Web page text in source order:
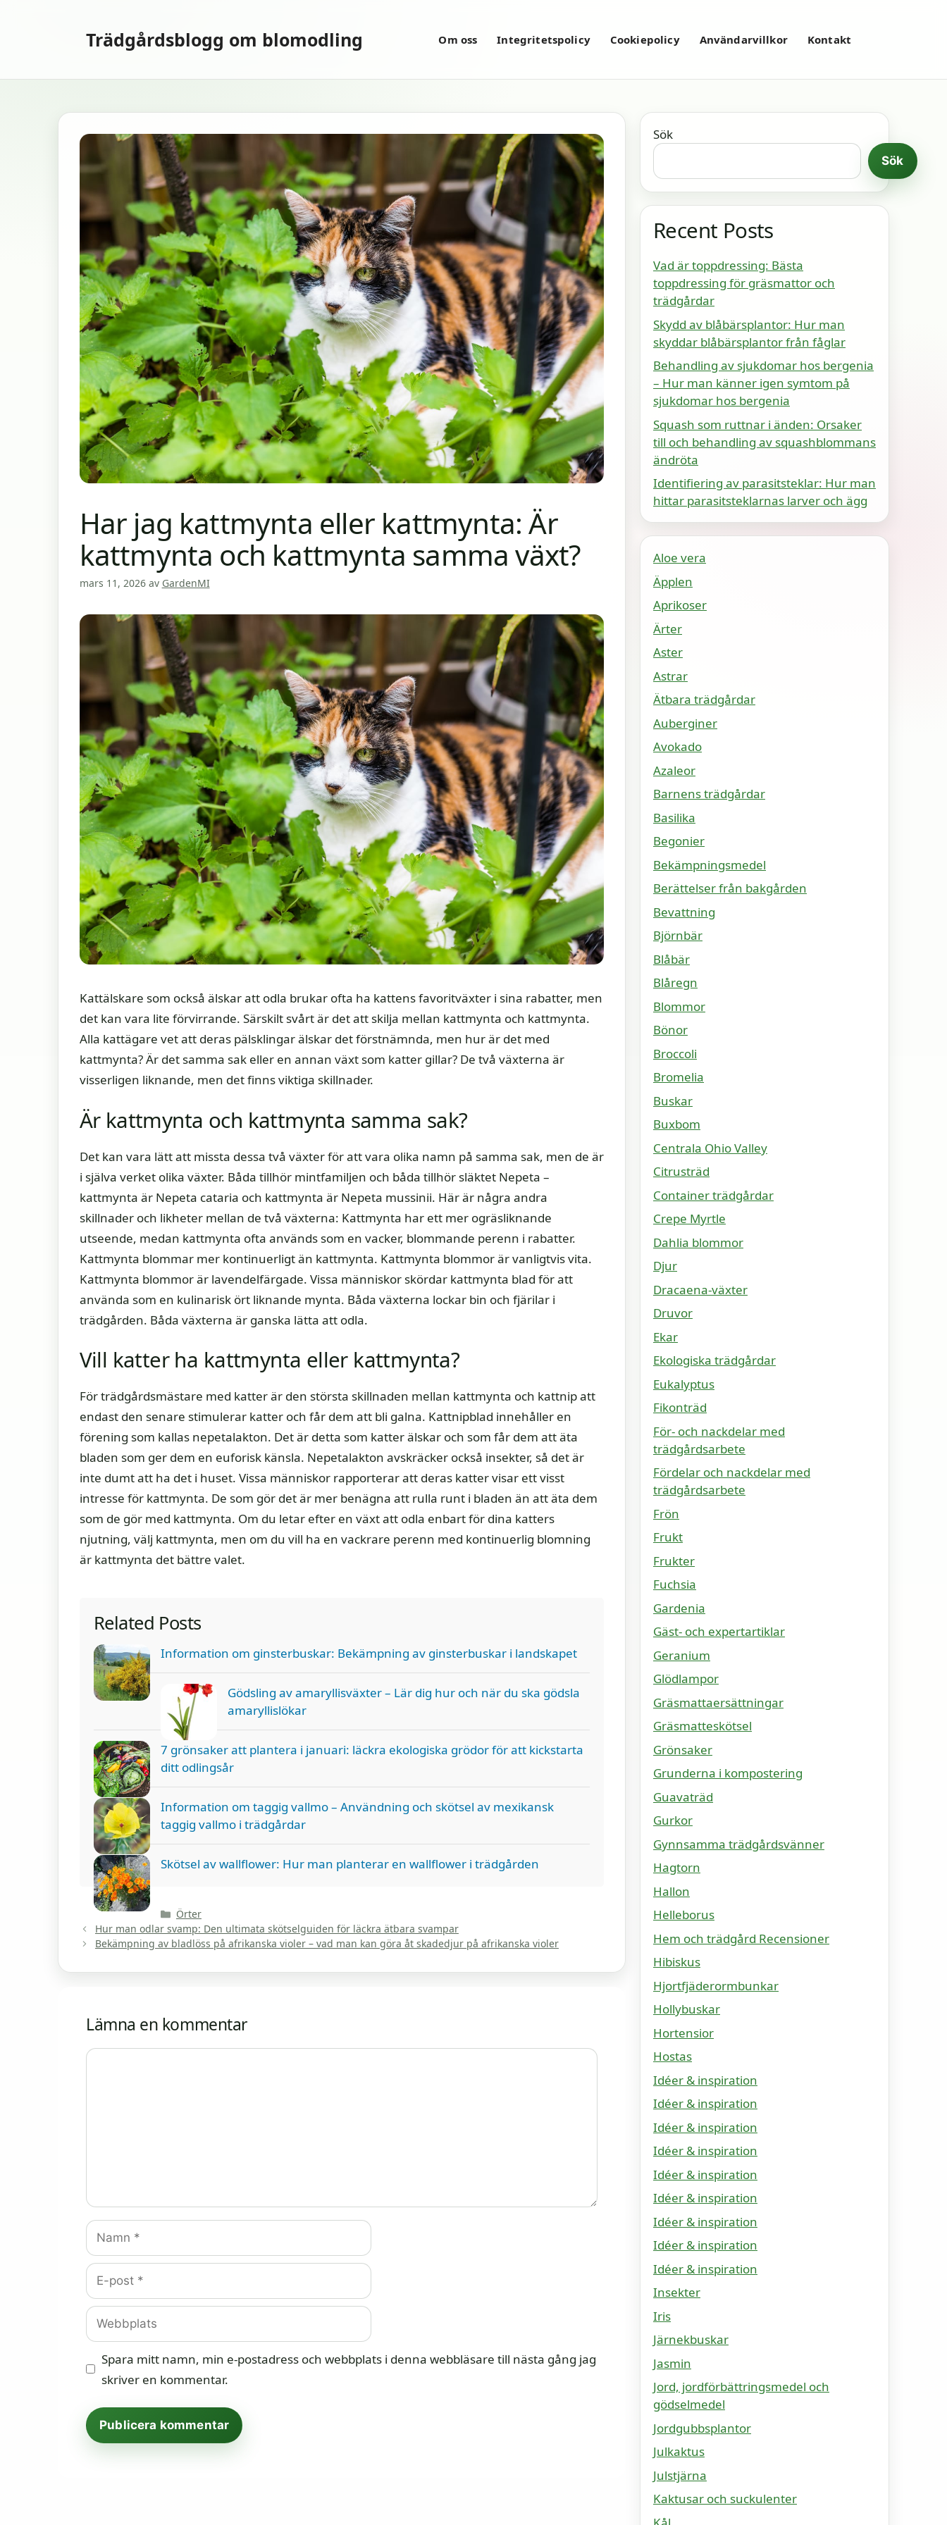
Trädgårdsblogg om blomodling Om oss Integritetspolicy Cookiepolicy Användarvillkor Kontakt
Har jag kattmynta eller kattmynta: Är
kattmynta och kattmynta samma växt?
mars 11, 2026 av GardenMI
Kattälskare som också älskar att odla brukar ofta ha kattens favoritväxter i sina rabatter, men
det kan vara lite förvirrande. Särskilt svårt är det att skilja mellan kattmynta och kattmynta.
Alla kattägare vet att deras pälsklingar älskar det förstnämnda, men hur är det med
kattmynta? Är det samma sak eller en annan växt som katter gillar? De två växterna är
visserligen liknande, men det finns viktiga skillnader.
Är kattmynta och kattmynta samma sak?
Det kan vara lätt att missta dessa två växter för att vara olika namn på samma sak, men de är
i själva verket olika växter. Båda tillhör mintfamiljen och båda tillhör släktet Nepeta –
kattmynta är Nepeta cataria och kattmynta är Nepeta mussinii. Här är några andra
skillnader och likheter mellan de två växterna: Kattmynta har ett mer ogräsliknande
utseende, medan kattmynta ofta används som en vacker, blommande perenn i rabatter.
Kattmynta blommar mer kontinuerligt än kattmynta. Kattmynta blommor är vanligtvis vita.
Kattmynta blommor är lavendelfärgade. Vissa människor skördar kattmynta blad för att
använda som en kulinarisk ört liknande mynta. Båda växterna lockar bin och fjärilar i
trädgården. Båda växterna är ganska lätta att odla.
Vill katter ha kattmynta eller kattmynta?
För trädgårdsmästare med katter är den största skillnaden mellan kattmynta och kattnip att
endast den senare stimulerar katter och får dem att bli galna. Kattnipblad innehåller en
förening som kallas nepetalakton. Det är detta som katter älskar och som får dem att äta
bladen som ger dem en euforisk känsla. Nepetalakton avskräcker också insekter, så det är
inte dumt att ha det i huset. Vissa människor rapporterar att deras katter visar ett visst
intresse för kattmynta. De som gör det är mer benägna att rulla runt i bladen än att äta dem
som de gör med kattmynta. Om du letar efter en växt att odla enbart för dina katters
njutning, välj kattmynta, men om du vill ha en vackrare perenn med kontinuerlig blomning
är kattmynta det bättre valet.
Related Posts
Information om ginsterbuskar: Bekämpning av ginsterbuskar i landskapet
Gödsling av amaryllisväxter – Lär dig hur och när du ska gödsla
amaryllislökar
7 grönsaker att plantera i januari: läckra ekologiska grödor för att kickstarta
ditt odlingsår
Information om taggig vallmo – Användning och skötsel av mexikansk
taggig vallmo i trädgårdar
Skötsel av wallflower: Hur man planterar en wallflower i trädgården
Kategorier
Örter
Hur man odlar svamp: Den ultimata skötselguiden för läckra ätbara svampar
Bekämpning av bladlöss på afrikanska violer – vad man kan göra åt skadedjur på afrikanska violer
Lämna en kommentar
Kommentar
Namn
E-
post
Webbplats
Spara mitt namn, min e-postadress och webbplats i denna webbläsare till nästa gång jag
skriver en kommentar.
Sök
Sök
Recent Posts
Vad är toppdressing: Bästa
toppdressing för gräsmattor och
trädgårdar
Skydd av blåbärsplantor: Hur man
skyddar blåbärsplantor från fåglar
Behandling av sjukdomar hos bergenia
– Hur man känner igen symtom på
sjukdomar hos bergenia
Squash som ruttnar i änden: Orsaker
till och behandling av squashblommans
ändröta
Identifiering av parasitsteklar: Hur man
hittar parasitsteklarnas larver och ägg
Aloe vera
Äpplen
Aprikoser
Ärter
Aster
Astrar
Ätbara trädgårdar
Auberginer
Avokado
Azaleor
Barnens trädgårdar
Basilika
Begonier
Bekämpningsmedel
Berättelser från bakgården
Bevattning
Björnbär
Blåbär
Blåregn
Blommor
Bönor
Broccoli
Bromelia
Buskar
Buxbom
Centrala Ohio Valley
Citrusträd
Container trädgårdar
Crepe Myrtle
Dahlia blommor
Djur
Dracaena-växter
Druvor
Ekar
Ekologiska trädgårdar
Eukalyptus
Fikonträd
För- och nackdelar med
trädgårdsarbete
Fördelar och nackdelar med
trädgårdsarbete
Frön
Frukt
Frukter
Fuchsia
Gardenia
Gäst- och expertartiklar
Geranium
Glödlampor
Gräsmattaersättningar
Gräsmatteskötsel
Grönsaker
Grunderna i kompostering
Guavaträd
Gurkor
Gynnsamma trädgårdsvänner
Hagtorn
Hallon
Helleborus
Hem och trädgård Recensioner
Hibiskus
Hjortfjäderormbunkar
Hollybuskar
Hortensior
Hostas
Idéer & inspiration
Idéer & inspiration
Idéer & inspiration
Idéer & inspiration
Idéer & inspiration
Idéer & inspiration
Idéer & inspiration
Idéer & inspiration
Idéer & inspiration
Insekter
Iris
Järnekbuskar
Jasmin
Jord, jordförbättringsmedel och
gödselmedel
Jordgubbsplantor
Julkaktus
Julstjärna
Kaktusar och suckulenter